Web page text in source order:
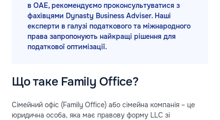
в ОАЕ, рекомендуємо проконсультуватися з
фахівцями Dynasty Business Adviser. Наші
експерти в галузі податкового та міжнародного
права запропонують найкращі рішення для
податкової оптимізації.
Що таке Family Office?
Сімейний офіс (Family Office) або сімейна компанія – це
юридична особа, яка має правову форму LLC зі